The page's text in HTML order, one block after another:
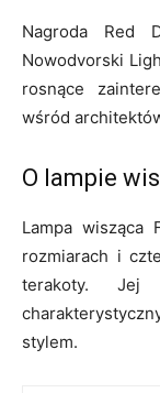
Nagroda Red
Nowodvorski
rosnące
wśród
O lampie
Lampa wisząca
rozmiarach i
terakoty.
stylem.